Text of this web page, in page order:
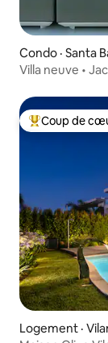
Condo · Santa
Villa neuve •
Coup de cœur
Coup de
Logement ·